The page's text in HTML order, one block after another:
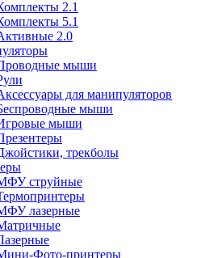
2.1
5.1
2.0
мыши
для манипуляторов
мыши
мыши
трекболы
струйные
лазерные
Фото-принтеры